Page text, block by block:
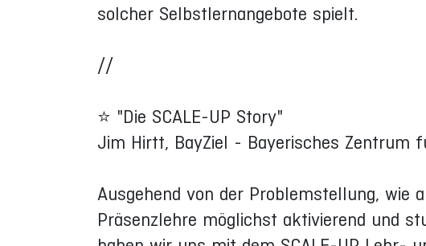
solcher Selbstlernangebote spielt.
//
⭐ "Die SCALE-UP Story"
Jim Hirtt, BayZiel - Bayerisches Zentrum
Ausgehend von der Problemstellung, wie
Präsenzlehre möglichst aktivierend und